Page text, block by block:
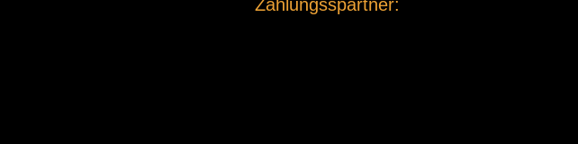
Zahlungsspartner: